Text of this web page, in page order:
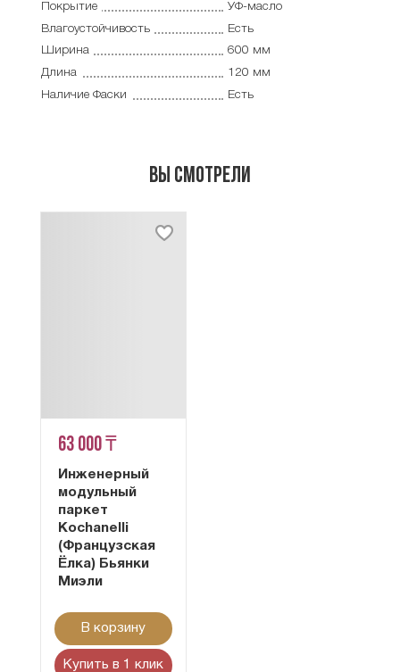
Покрытие
УФ-масло
Влагоустойчивость
Есть
Ширина
600 мм
Длина
120 мм
Наличие Фаски
Есть
Вы смотрели
63 000 ₸
Инженерный
модульный
паркет
Kochanelli
(Французская
Ёлка) Бьянки
Миэли
В корзину
Купить в 1 клик